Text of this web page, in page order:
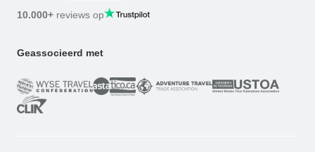
10.000+ reviews op
Geassocieerd met